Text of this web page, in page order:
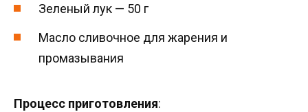
Зеленый лук — 50 г
Масло сливочное для жарения и
промазывания
Процесс приготовления: